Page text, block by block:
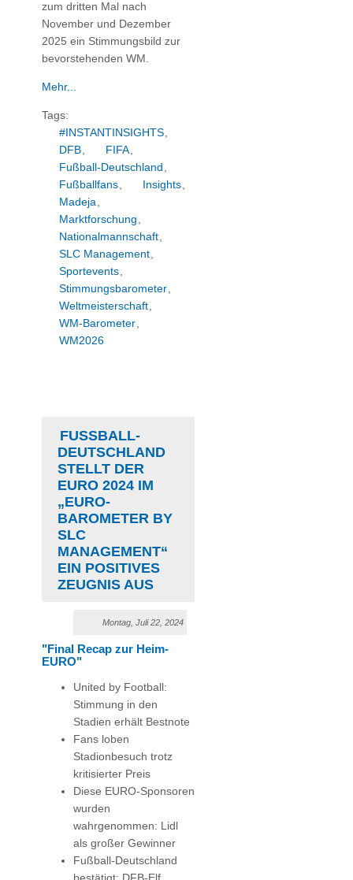
zum dritten Mal nach
November und Dezember
2025 ein Stimmungsbild zur
bevorstehenden WM.
Mehr...
Tags:
#INSTANTINSIGHTS
DFB
FIFA
Fußball-Deutschland
Fußballfans
Insights
Madeja
Marktforschung
Nationalmannschaft
SLC Management
Sportevents
Stimmungsbarometer
Weltmeisterschaft
WM-Barometer
WM2026
FUSSBALL-D
EUTSCHLAND S
TELLT DER E
URO 2024 IM „
EURO-B
AROMETER BY S
LC M
ANAGEMENT“ E
IN POSITIVES Z
EUGNIS AUS
Montag, Juli 22, 2024
"Final Recap zur Heim-
EURO"
United by Football:
Stimmung in den
Stadien erhält Bestnote
Fans loben
Stadionbesuch trotz
kritisierter Preis
Diese EURO-Sponsoren
wurden
wahrgenommen: Lidl
als großer Gewinner
Fußball-Deutschland